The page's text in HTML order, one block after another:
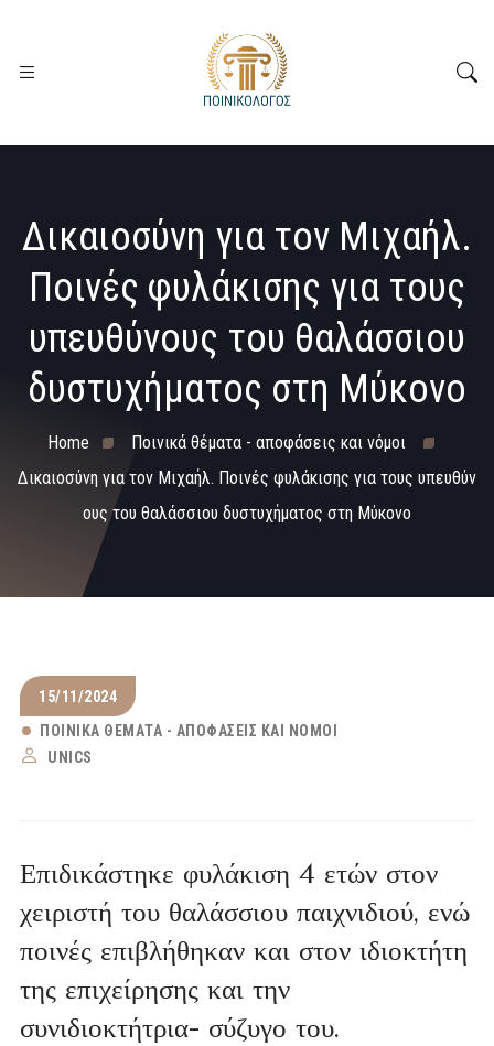
Δικαιοσύνη για τον Μιχαήλ.
Ποινές φυλάκισης για τους
υπευθύνους του θαλάσσιου
δυστυχήματος στη Μύκονο
Home
Ποινικά θέματα - αποφάσεις και νόμοι
Δικαιοσύνη για τον Μιχαήλ. Ποινές φυλάκισης για τους υπευθύν
ους του θαλάσσιου δυστυχήματος στη Μύκονο
15/11/2024
ΠΟΙΝΙΚΆ ΘΈΜΑΤΑ - ΑΠΟΦΆΣΕΙΣ ΚΑΙ ΝΌΜΟΙ
UNICS
Επιδικάστηκε φυλάκιση 4 ετών στον
χειριστή του θαλάσσιου παιχνιδιού, ενώ
ποινές επιβλήθηκαν και στον ιδιοκτήτη
της επιχείρησης και την
συνιδιοκτήτρια- σύζυγο του.